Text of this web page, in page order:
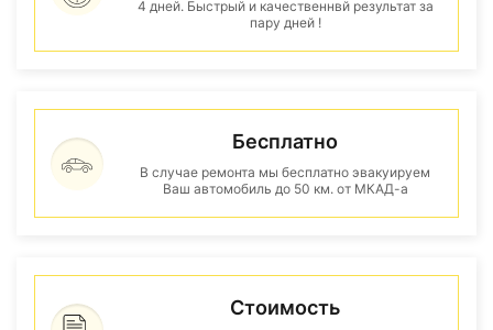
4 дней. Быстрый и качественнвй результат за
пару дней !
Бесплатно
В случае ремонта мы бесплатно эвакуируем
Ваш автомобиль до 50 км. от МКАД-а
Стоимость